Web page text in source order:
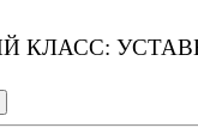
КЛАСС: